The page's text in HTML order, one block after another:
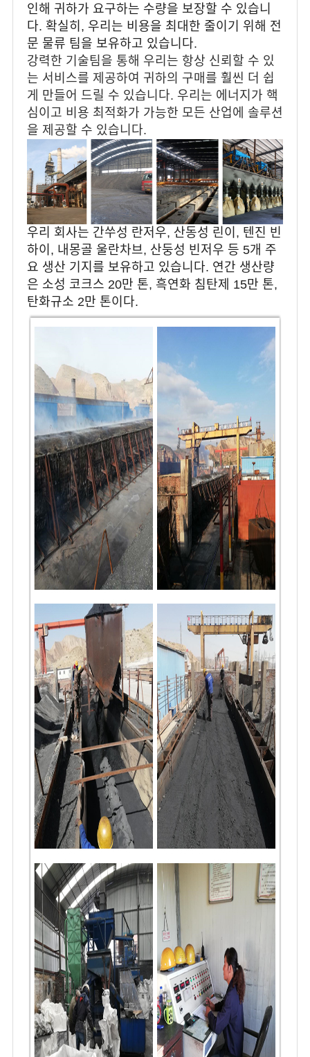
인해 귀하가 요구하는 수량을 보장할 수 있습니
다. 확실히, 우리는 비용을 최대한 줄이기 위해 전
문 물류 팀을 보유하고 있습니다.
강력한 기술팀을 통해 우리는 항상 신뢰할 수 있
는 서비스를 제공하여 귀하의 구매를 훨씬 더 쉽
게 만들어 드릴 수 있습니다. 우리는 에너지가 핵
심이고 비용 최적화가 가능한 모든 산업에 솔루션
을 제공할 수 있습니다.
우리 회사는 간쑤성 란저우, 산동성 린이, 텐진 빈
하이, 내몽골 울란차브, 산둥성 빈저우 등 5개 주
요 생산 기지를 보유하고 있습니다. 연간 생산량
은 소성 코크스 20만 톤, 흑연화 침탄제 15만 톤,
탄화규소 2만 톤이다.